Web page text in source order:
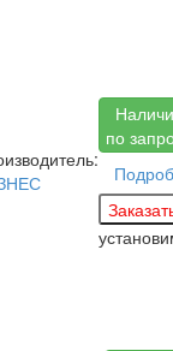
по